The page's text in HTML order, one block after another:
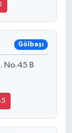
Gölbaşı
No.45 B